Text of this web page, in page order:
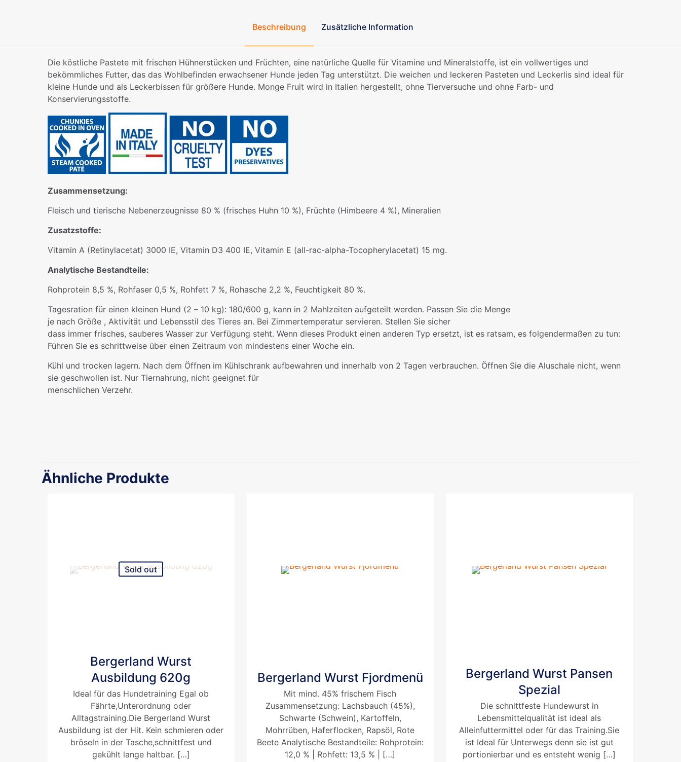
Beschreibung Zusätzliche Information
Die köstliche Pastete mit frischen Hühnerstücken und Früchten, eine natürliche Quelle für Vitamine und Mineralstoffe, ist ein vollwertiges und
bekömmliches Futter, das das Wohlbefinden erwachsener Hunde jeden Tag unterstützt. Die weichen und leckeren Pasteten und Leckerlis sind ideal für
kleine Hunde und als Leckerbissen für größere Hunde. Monge Fruit wird in Italien hergestellt, ohne Tierversuche und ohne Farb- und
Konservierungsstoffe.
Zusammensetzung:
Fleisch und tierische Nebenerzeugnisse 80 % (frisches Huhn 10 %), Früchte (Himbeere 4 %), Mineralien
Zusatzstoffe:
Vitamin A (Retinylacetat) 3000 IE, Vitamin D3 400 IE, Vitamin E (all-rac-alpha-Tocopherylacetat) 15 mg.
Analytische Bestandteile:
Rohprotein 8,5 %, Rohfaser 0,5 %, Rohfett 7 %, Rohasche 2,2 %, Feuchtigkeit 80 %.
Tagesration für einen kleinen Hund (2 – 10 kg): 180/600 g, kann in 2 Mahlzeiten aufgeteilt werden. Passen Sie die Menge
je nach Größe , Aktivität und Lebensstil des Tieres an. Bei Zimmertemperatur servieren. Stellen Sie sicher
dass immer frisches, sauberes Wasser zur Verfügung steht. Wenn dieses Produkt einen anderen Typ ersetzt, ist es ratsam, es folgendermaßen zu tun:
Führen Sie es schrittweise über einen Zeitraum von mindestens einer Woche ein.
Kühl und trocken lagern. Nach dem Öffnen im Kühlschrank aufbewahren und innerhalb von 2 Tagen verbrauchen. Öffnen Sie die Aluschale nicht, wenn
sie geschwollen ist. Nur Tiernahrung, nicht geeignet für
menschlichen Verzehr.
Ähnliche Produkte
Sold out
Bergerland Wurst
Ausbildung 620g
Ideal für das Hundetraining Egal ob
Fährte,Unterordnung oder
Alltagstraining.Die Bergerland Wurst
Ausbildung ist der Hit. Kein schmieren oder
bröseln in der Tasche,schnittfest und
gekühlt lange haltbar. […]
Bergerland Wurst Fjordmenü
Mit mind. 45% frischem Fisch
Zusammensetzung: Lachsbauch (45%),
Schwarte (Schwein), Kartoffeln,
Mohrrüben, Haferflocken, Rapsöl, Rote
Beete Analytische Bestandteile: Rohprotein:
12,0 % | Rohfett: 13,5 % |
[…]
Bergerland Wurst Pansen
Spezial
Die schnittfeste Hundewurst in
Lebensmittelqualität ist ideal als
Alleinfuttermittel oder für das Training.Sie
ist Ideal für Unterwegs denn sie ist gut
portionierbar und es entsteht wenig […]
Produkt
weist
mehrere
Varianten
auf.
Die
Optionen
können